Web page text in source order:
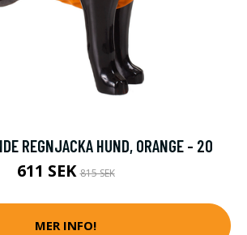
REGNJACKA HUND, ORANGE - 20
611 SEK815 SEK
MER INFO!